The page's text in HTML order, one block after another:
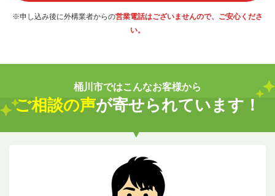
※申し込み後に外構業者からの営業電話はございませんので、ご安心くださ
い。
桶川市ではこんなお客様から
ご相談の声が寄せられています！